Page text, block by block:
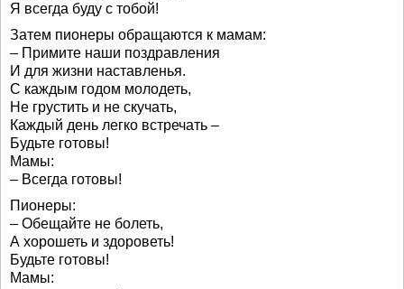
Я всегда буду с тобой!
Затем пионеры обращаются к мамам:
– Примите наши поздравления
И для жизни наставленья.
С каждым годом молодеть,
Не грустить и не скучать,
Каждый день легко встречать –
Будьте готовы!
Мамы:
– Всегда готовы!
Пионеры:
– Обещайте не болеть,
А хорошеть и здороветь!
Будьте готовы!
Мамы: